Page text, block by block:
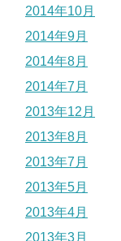
2014年10月
2014年9月
2014年8月
2014年7月
2013年12月
2013年8月
2013年7月
2013年5月
2013年4月
2013年3月